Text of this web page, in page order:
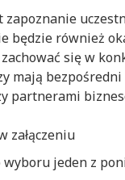
zapoznanie
będzie również
się w
mają
partnerami
załączeniu
wyboru jeden z